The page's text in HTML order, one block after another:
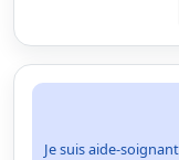
Je suis aide-